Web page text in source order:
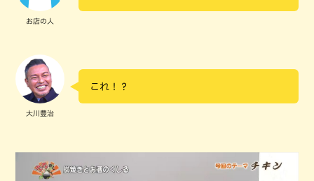
お店の人
大川豊治
これ！？